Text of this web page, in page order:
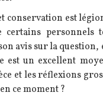
conservation est
personnels
avis sur la
est un excellent
et les réflexions
ce moment ?